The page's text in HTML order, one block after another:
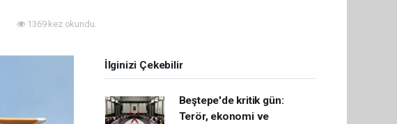
1369 kez okundu.
İlginizi Çekebilir
Beştepe'de kritik gün:
Terör, ekonomi ve